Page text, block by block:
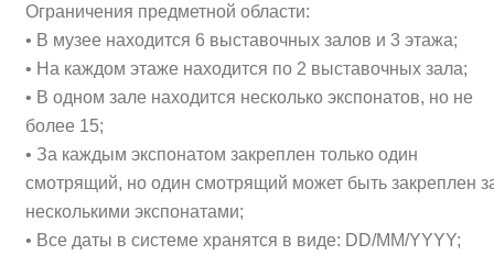
Ограничения предметной области:
• В музее находится 6 выставочных залов и 3 этажа;
• На каждом этаже находится по 2 выставочных зала;
• В одном зале находится несколько экспонатов, но не
более 15;
• За каждым экспонатом закреплен только один
смотрящий, но один смотрящий может быть закреплен
несколькими экспонатами;
• Все даты в системе хранятся в виде: DD/MM/YYYY;